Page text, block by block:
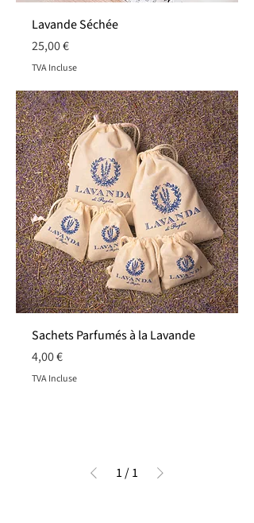
Lavande Séchée
Prix
25,00 €
TVA Incluse
Sachets Parfumés à la Lavande
Prix
4,00 €
TVA Incluse
1/1